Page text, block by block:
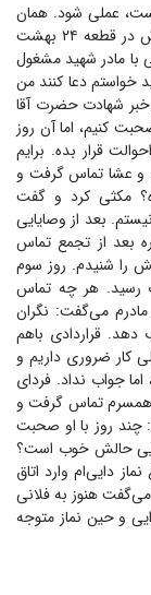
عملی شود. همان
لحظه مادر شهیدی که اسمش حجت بود را کنار مزارش در قطعه ۲۴ بهشت
با مادر شهید مشغول
دعا کنند من
شهادت حضرت آقا
کنیم، اما آن روز
قرار بده. برایم
و عشا تماس گرفت و
مکثی کرد و گفت
بعد از وصایایی
بعد از تجمع تماس
را شنیدم. روز سوم
شهادت رسید. هر چه تماس
می‌گفت: نگران
قراردادی باهم
کار ضروری داریم و
بار تماس گرفتم، اما جواب نداد. فردای
همسرم تماس گرفت و
روز با او صحبت
حالش خوب است؟
دایی‌ام وارد اتاق
هنوز به فلانی
و حین نماز متوجه